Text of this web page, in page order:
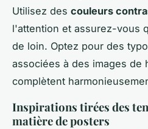
Utilisez des couleurs
l'attention et assurez-vous
de loin. Optez pour des
associées à des images de
complètent
Inspirations tirées des
matière de posters